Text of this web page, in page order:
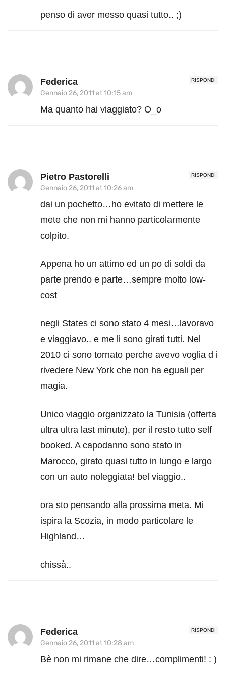
penso di aver messo quasi tutto.. ;)
RISPONDI
Federica
Gennaio 26, 2011 at 10:15 am
Ma quanto hai viaggiato? O_o
RISPONDI
Pietro Pastorelli
Gennaio 26, 2011 at 10:26 am
dai un pochetto…ho evitato di mettere le
mete che non mi hanno particolarmente
colpito.
Appena ho un attimo ed un po di soldi da
parte prendo e parte…sempre molto low-
cost
negli States ci sono stato 4 mesi…lavoravo
e viaggiavo.. e me li sono girati tutti. Nel
2010 ci sono tornato perche avevo voglia d i
rivedere New York che non ha eguali per
magia.
Unico viaggio organizzato la Tunisia (offerta
ultra ultra last minute), per il resto tutto self
booked. A capodanno sono stato in
Marocco, girato quasi tutto in lungo e largo
con un auto noleggiata! bel viaggio..
ora sto pensando alla prossima meta. Mi
ispira la Scozia, in modo particolare le
Highland…
chissà..
RISPONDI
Federica
Gennaio 26, 2011 at 10:28 am
Bè non mi rimane che dire…complimenti! : )